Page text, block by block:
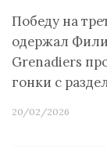
Победу на
одержал
Grenadiers
гонки с
20/02/2026